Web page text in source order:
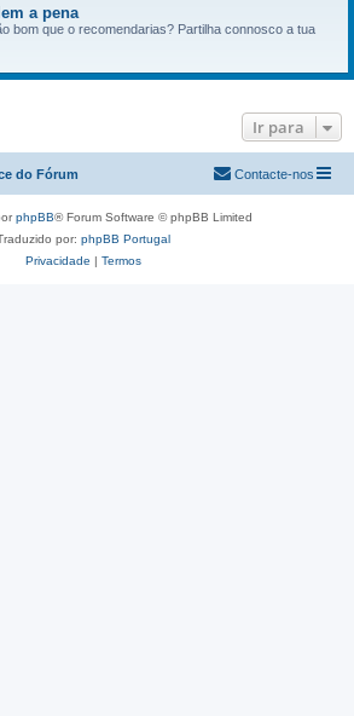
a pena
bom que o recomendarias? Partilha connosco a tua
Ir para
do Fórum Contacte-nos
phpBB® Forum Software © phpBB Limited
por: phpBB Portugal
Privacidade | Termos